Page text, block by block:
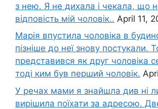
з нею. Я не дихала і чекала, що
відповість мій чоловік.. April 11,
Марія впустила чоловіка в
пізніше до неї знову постукали.
представився як друг чоловіка
тоді ким був перший чоловік.
У речах мами я знайшла див ні
вирішила поїхати за адресою.